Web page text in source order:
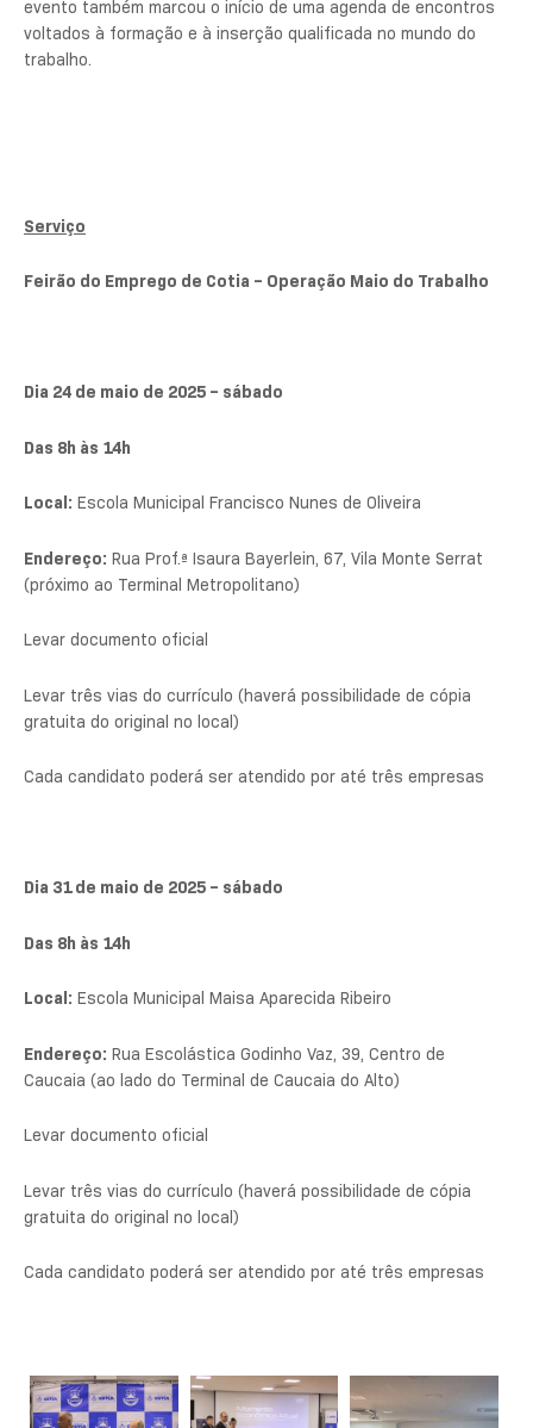
evento também marcou o início de uma agenda de encontros
voltados à formação e à inserção qualificada no mundo do
trabalho.
Serviço
Feirão do Emprego de Cotia – Operação Maio do Trabalho
Dia 24 de maio de 2025 – sábado
Das 8h às 14h
Local: Escola Municipal Francisco Nunes de Oliveira
Endereço: Rua Prof.ª Isaura Bayerlein, 67, Vila Monte Serrat
(próximo ao Terminal Metropolitano)
Levar documento oficial
Levar três vias do currículo (haverá possibilidade de cópia
gratuita do original no local)
Cada candidato poderá ser atendido por até três empresas
Dia 31 de maio de 2025 – sábado
Das 8h às 14h
Local: Escola Municipal Maisa Aparecida Ribeiro
Endereço: Rua Escolástica Godinho Vaz, 39, Centro de
Caucaia (ao lado do Terminal de Caucaia do Alto)
Levar documento oficial
Levar três vias do currículo (haverá possibilidade de cópia
gratuita do original no local)
Cada candidato poderá ser atendido por até três empresas